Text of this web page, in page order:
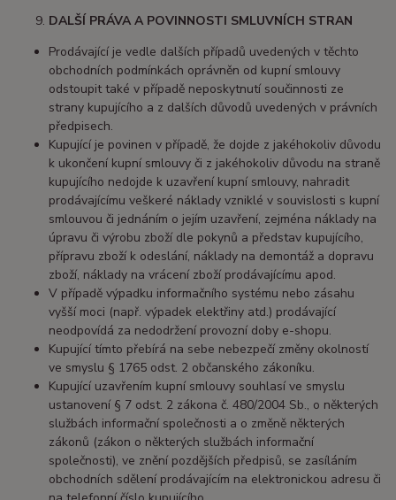
DALŠÍ PRÁVA A POVINNOSTI SMLUVNÍCH STRAN
Prodávající je vedle dalších případů uvedených v těchto
obchodních podmínkách oprávněn od kupní smlouvy
odstoupit také v případě neposkytnutí součinnosti ze
strany kupujícího a z dalších důvodů uvedených v právních
předpisech.
Kupující je povinen v případě, že dojde z jakéhokoliv důvodu
k ukončení kupní smlouvy či z jakéhokoliv důvodu na straně
kupujícího nedojde k uzavření kupní smlouvy, nahradit
prodávajícímu veškeré náklady vzniklé v souvislosti s kupní
smlouvou či jednáním o jejím uzavření, zejména náklady na
úpravu či výrobu zboží dle pokynů a představ kupujícího,
přípravu zboží k odeslání, náklady na demontáž a dopravu
zboží, náklady na vrácení zboží prodávajícímu apod.
V případě výpadku informačního systému nebo zásahu
vyšší moci (např. výpadek elektřiny atd.) prodávající
neodpovídá za nedodržení provozní doby e-shopu.
Kupující tímto přebírá na sebe nebezpečí změny okolností
ve smyslu § 1765 odst. 2 občanského zákoníku.
Kupující uzavřením kupní smlouvy souhlasí ve smyslu
ustanovení § 7 odst. 2 zákona č. 480/2004 Sb., o některých
službách informační společnosti a o změně některých
zákonů (zákon o některých službách informační
společnosti), ve znění pozdějších předpisů, se zasíláním
obchodních sdělení prodávajícím na elektronickou adresu či